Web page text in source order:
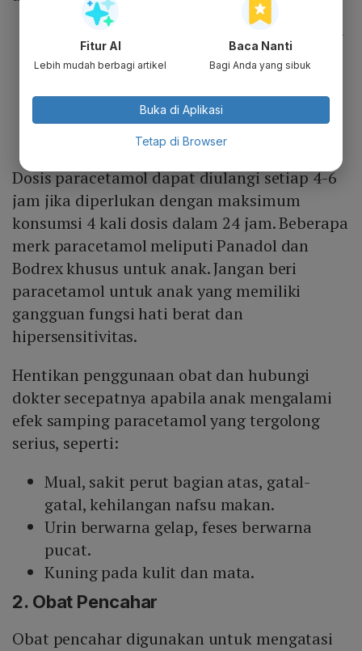
Anak umur 1-5 tahun: 120-250 mg (3.75-
7.5 ml).
15 ml).
Anak umur 13 tahun ke atas: 640 mg (20
Dosis paracetamol dapat diulangi setiap 4-6
jam jika diperlukan dengan maksimum
konsumsi 4 kali dosis dalam 24 jam. Beberapa
merk paracetamol meliputi Panadol dan
Bodrex khusus untuk anak. Jangan beri
paracetamol untuk anak yang memiliki
gangguan fungsi hati berat dan
hipersensitivitas.
Hentikan penggunaan obat dan hubungi
dokter secepatnya apabila anak mengalami
efek samping paracetamol yang tergolong
serius, seperti:
Mual, sakit perut bagian atas, gatal-
gatal, kehilangan nafsu makan.
Urin berwarna gelap, feses berwarna
pucat.
Kuning pada kulit dan mata.
2. Obat Pencahar
Obat pencahar digunakan untuk mengatasi
Fitur AI
Lebih mudah berbagi artikel
Baca Nanti
Bagi Anda yang sibuk
Buka di Aplikasi
Tetap di Browser